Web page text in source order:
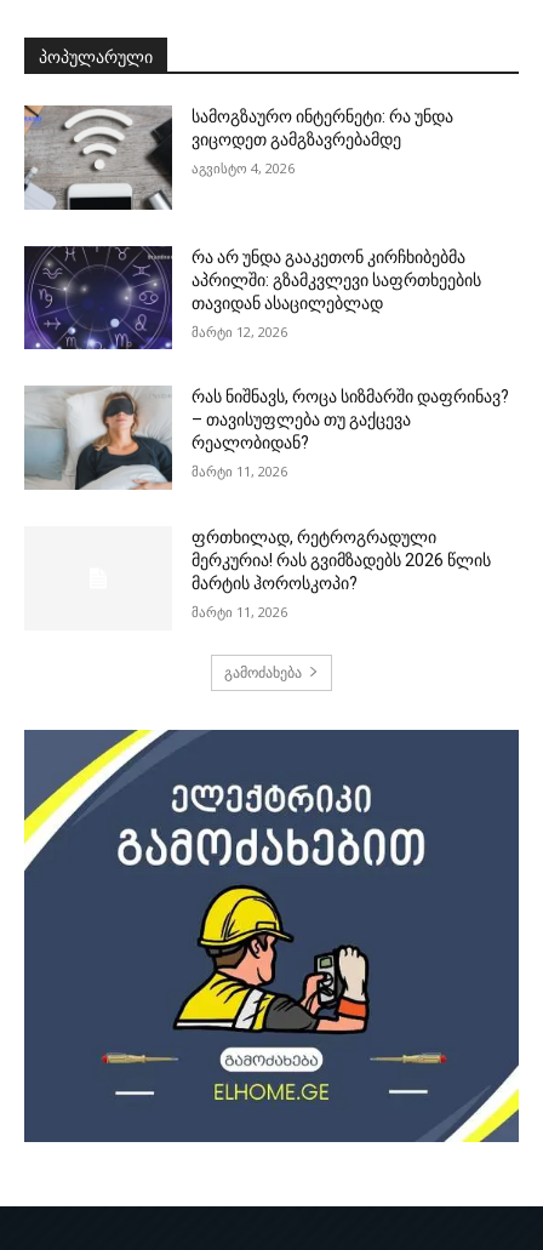
ᲞᲝᲞᲣᲚᲐᲠᲣᲚᲘ
სამოგზაურო ინტერნეტი: რა უნდა
ვიცოდეთ გამგზავრებამდე
აგვისტო 4, 2026
რა არ უნდა გააკეთონ კირჩხიბებმა
აპრილში: გზამკვლევი საფრთხეების
თავიდან ასაცილებლად
მარტი 12, 2026
რას ნიშნავს, როცა სიზმარში დაფრინავ?
– თავისუფლება თუ გაქცევა
რეალობიდან?
მარტი 11, 2026
ფრთხილად, რეტროგრადული
მერკურია! რას გვიმზადებს 2026 წლის
მარტის ჰოროსკოპი?
მარტი 11, 2026
გამოძახება